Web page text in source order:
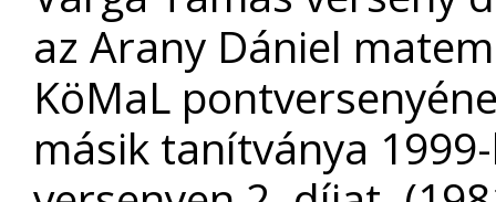
az Arany Dániel
KöMaL
másik tanítványa